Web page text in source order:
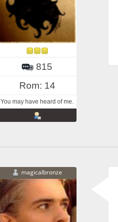
815
Rom: 14
You may have heard of me.
magicalbronze